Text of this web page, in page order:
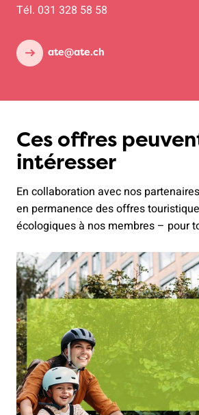
Tél. 031 328 58 58
ate@ate.ch
Ces offres
intéresser
En collaboration avec nos
en permanence des offres
écologiques à nos membres – pour